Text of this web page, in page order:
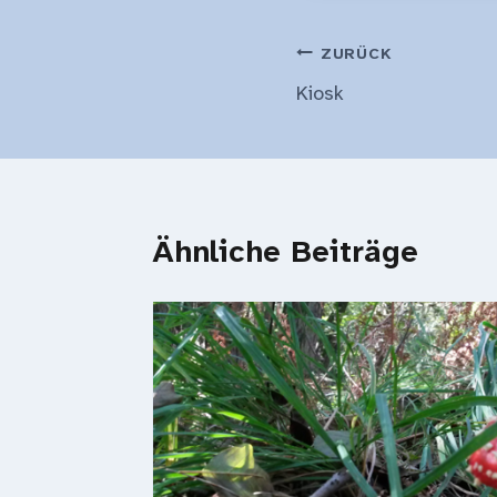
ZURÜCK
Kiosk
Ähnliche Beiträge